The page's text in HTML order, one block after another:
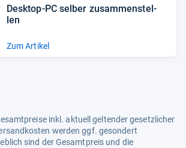
Desktop-​PC sel­ber zusam­men­stel­
len
Zum Artikel
inkl. aktuell geltender gesetzlicher
werden ggf. gesondert
sind der Gesamtpreis und die